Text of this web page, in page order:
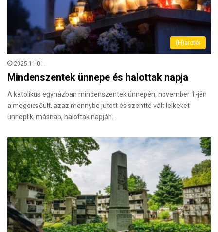
(H)arctér
2025.11.01.
Mindenszentek ünnepe és halottak napja
A katolikus egyházban mindenszentek ünnepén, november 1-jén
a megdicsőült, azaz mennybe jutott és szentté vált lelkeket
ünneplik, másnap, halottak napján…